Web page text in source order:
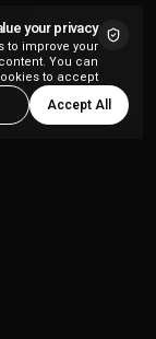
your privacy
to improve your
You can
to accept.
Accept All